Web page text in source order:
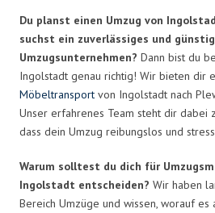
Du planst einen Umzug von
suchst ein zuverlässiges und
Umzugsunternehmen? Dann bist du
Ingolstadt genau richtig! Wir bieten dir
Möbeltransport von Ingolstadt nach
Unser erfahrenes Team steht dir dabei
dass dein Umzug reibungslos und
Warum solltest du dich für
Ingolstadt entscheiden? Wir haben
Bereich Umzüge und wissen, worauf es